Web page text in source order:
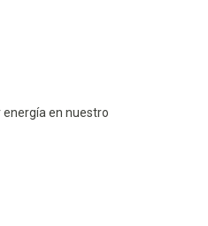
energía en nuestro